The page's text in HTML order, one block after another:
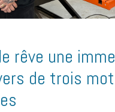
rêve une
de trois